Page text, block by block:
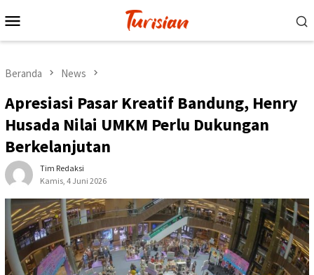
ke
Mobile
Beranda News
Apresiasi Pasar Kreatif Bandung, Henry
Husada Nilai UMKM Perlu Dukungan
Berkelanjutan
Tim Redaksi
Kamis, 4 Juni 2026